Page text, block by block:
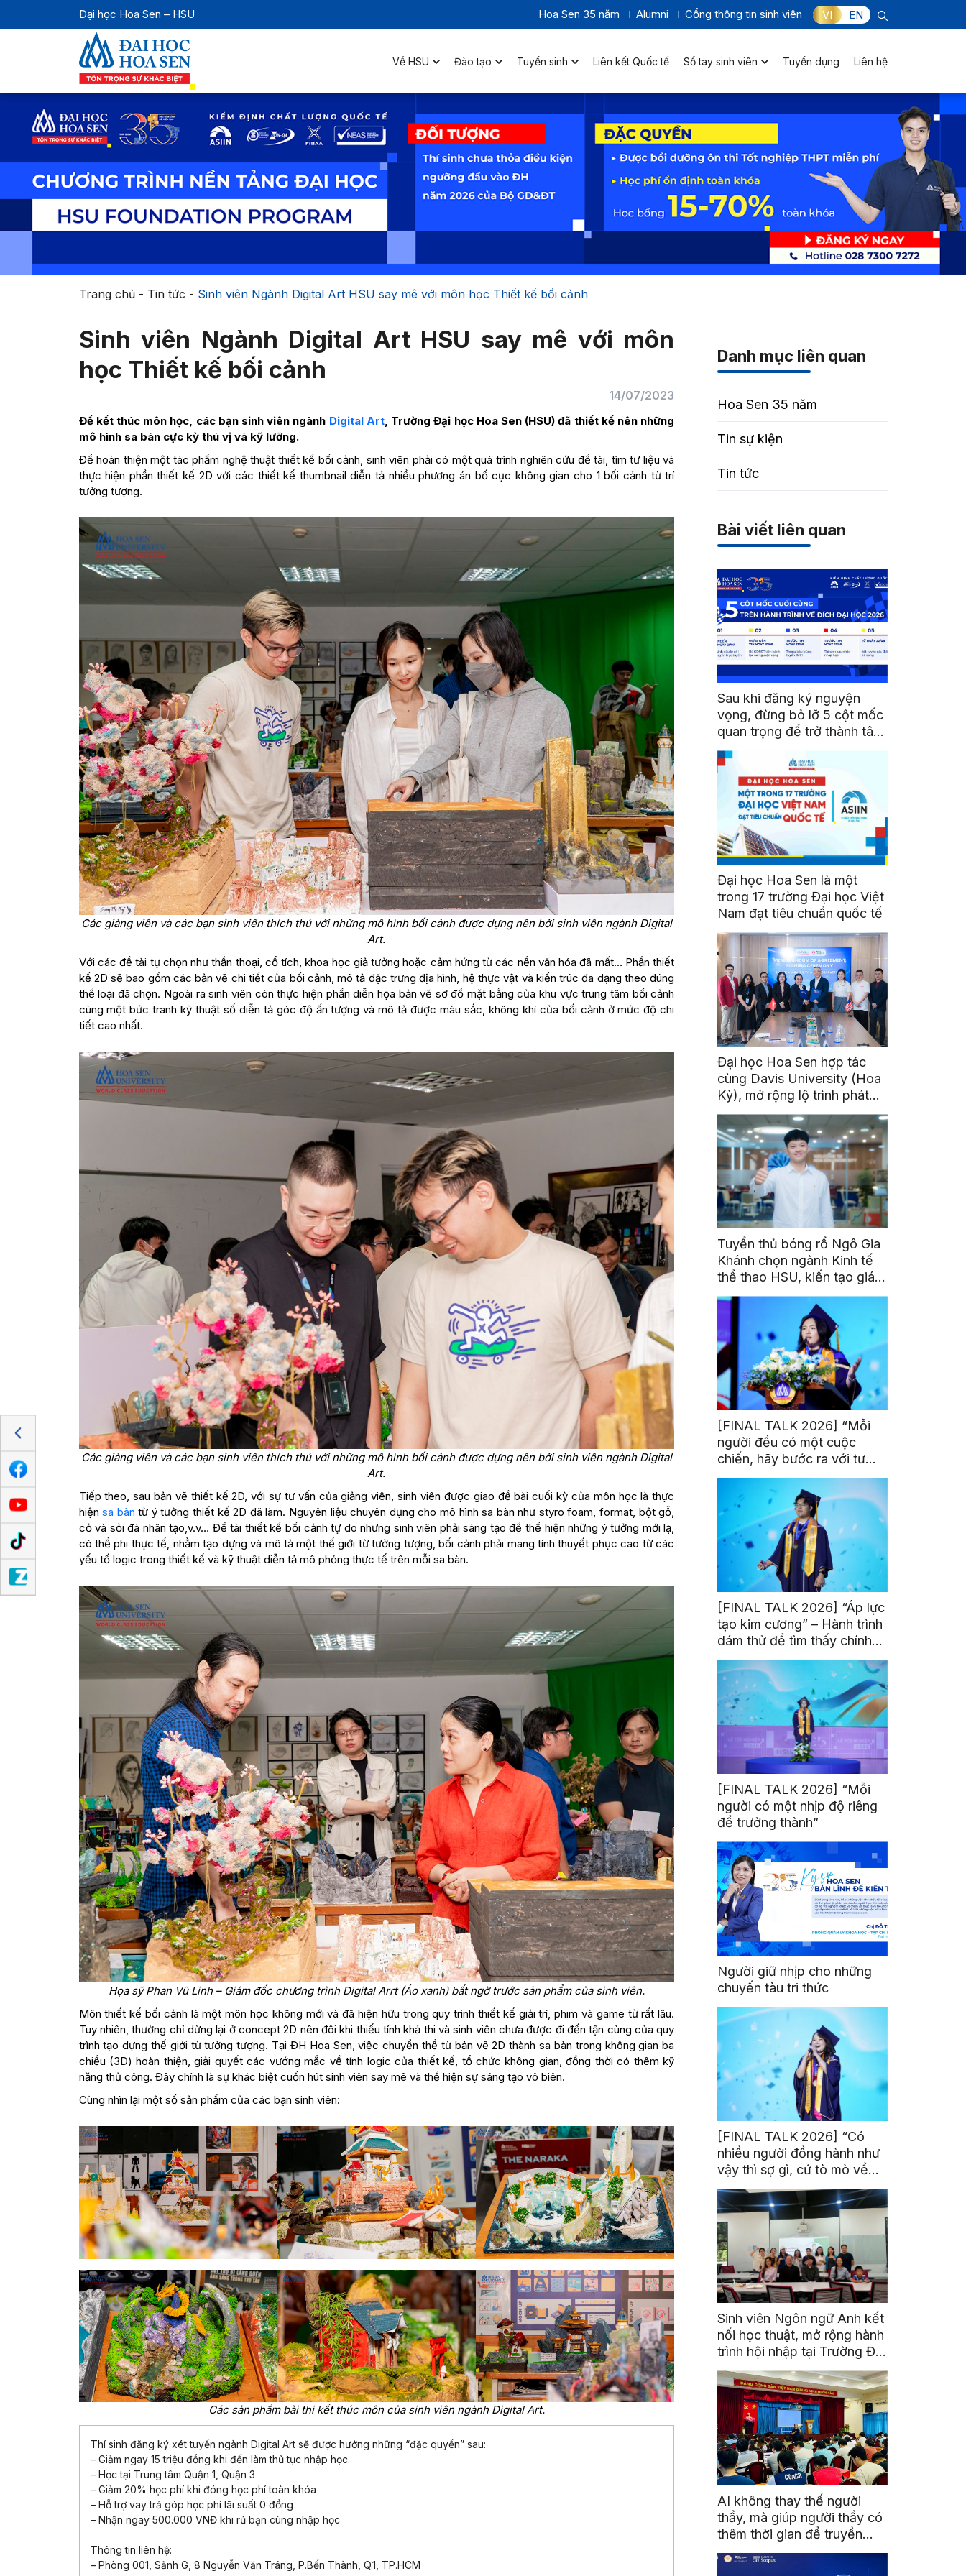
Đại học Hoa Sen – HSU Hoa Sen 35 năm Alumni Cổng thông tin sinh viên VI EN
Về HSU Đào tạo Tuyển sinh Liên kết Quốc tế Sổ tay sinh viên Tuyển dụng Liên hệ
Trang chủ- Tin tức - Sinh viên Ngành Digital Art HSU say mê với môn học Thiết kế bối cảnh
Sinh viên Ngành Digital Art HSU say mê với môn
học Thiết kế bối cảnh
14/07/2023
Để kết thúc môn học, các bạn sinh viên ngành Digital Art, Trường Đại học Hoa Sen (HSU) đã thiết kế nên những
mô hình sa bàn cực kỳ thú vị và kỹ lưỡng.
Để hoàn thiện một tác phẩm nghệ thuật thiết kế bối cảnh, sinh viên phải có một quá trình nghiên cứu đề tài, tìm tư liệu và
thực hiện phần thiết kế 2D với các thiết kế thumbnail diễn tả nhiều phương án bố cục không gian cho 1 bối cảnh từ trí
tưởng tượng.
Các giảng viên và các bạn sinh viên thích thú với những mô hình bối cảnh được dựng nên bởi sinh viên ngành Digital
Art.
Với các đề tài tự chọn như thần thoại, cổ tích, khoa học giả tưởng hoặc cảm hứng từ các nền văn hóa đã mất… Phần thiết
kế 2D sẽ bao gồm các bản vẽ chi tiết của bối cảnh, mô tả đặc trưng địa hình, hệ thực vật và kiến trúc đa dạng theo đúng
thể loại đã chọn. Ngoài ra sinh viên còn thực hiện phần diễn họa bản vẽ sơ đồ mặt bằng của khu vực trung tâm bối cảnh
cùng một bức tranh kỹ thuật số diễn tả góc độ ấn tượng và mô tả được màu sắc, không khí của bối cảnh ở mức độ chi
tiết cao nhất.
Các giảng viên và các bạn sinh viên thích thú với những mô hình bối cảnh được dựng nên bởi sinh viên ngành Digital
Art.
Tiếp theo, sau bản vẽ thiết kế 2D, với sự tư vấn của giảng viên, sinh viên được giao đề bài cuối kỳ của môn học là thực
hiện sa bàn từ ý tưởng thiết kế 2D đã làm. Nguyên liệu chuyên dụng cho mô hình sa bàn như styro foam, format, bột gỗ,
cỏ và sỏi đá nhân tạo,v.v… Đề tài thiết kế bối cảnh tự do nhưng sinh viên phải sáng tạo để thể hiện những ý tưởng mới lạ,
có thể phi thực tế, nhằm tạo dựng và mô tả một thế giới từ tưởng tượng, bối cảnh phải mang tính thuyết phục cao từ các
yếu tố logic trong thiết kế và kỹ thuật diễn tả mô phỏng thực tế trên mỗi sa bàn.
Họa sỹ Phan Vũ Linh – Giám đốc chương trình Digital Arrt (Áo xanh) bất ngờ trước sản phẩm của sinh viên.
Môn thiết kế bối cảnh là một môn học không mới và đã hiện hữu trong quy trình thiết kế giải trí, phim và game từ rất lâu.
Tuy nhiên, thường chỉ dừng lại ở concept 2D nên đôi khi thiếu tính khả thi và sinh viên chưa được đi đến tận cùng của quy
trình tạo dựng thế giới từ tưởng tượng. Tại ĐH Hoa Sen, việc chuyển thể từ bản vẽ 2D thành sa bàn trong không gian ba
chiều (3D) hoàn thiện, giải quyết các vướng mắc về tính logic của thiết kế, tổ chức không gian, đồng thời có thêm kỹ
năng thủ công. Đây chính là sự khác biệt cuốn hút sinh viên say mê và thể hiện sự sáng tạo vô biên.
Cùng nhìn lại một số sản phẩm của các bạn sinh viên:
Các sản phẩm bài thi kết thúc môn của sinh viên ngành Digital Art.
Thí sinh đăng ký xét tuyển ngành Digital Art sẽ được hưởng những “đặc quyền” sau:
– Giảm ngay 15 triệu đồng khi đến làm thủ tục nhập học.
– Học tại Trung tâm Quận 1, Quận 3
– Giảm 20% học phí khi đóng học phí toàn khóa
– Hỗ trợ vay trả góp học phí lãi suất 0 đồng
– Nhận ngay 500.000 VNĐ khi rủ bạn cùng nhập học
Thông tin liên hệ:
– Phòng 001, Sảnh G, 8 Nguyễn Văn Tráng, P.Bến Thành, Q.1, TP.HCM
Danh mục liên quan
Hoa Sen 35 năm
Tin sự kiện
Tin tức
Bài viết liên quan
Sau khi đăng ký nguyện
vọng, đừng bỏ lỡ 5 cột mốc
quan trọng để trở thành tân
sinh viên HSU
Đại học Hoa Sen là một
trong 17 trường Đại học Việt
Nam đạt tiêu chuẩn quốc tế
Đại học Hoa Sen hợp tác
cùng Davis University (Hoa
Kỳ), mở rộng lộ trình phát
triển toàn cầu cho sinh viên
Tuyển thủ bóng rổ Ngô Gia
Khánh chọn ngành Kinh tế
thể thao HSU, kiến tạo giá
trị từ đam mê thể thao
[FINAL TALK 2026] “Mỗi
người đều có một cuộc
chiến, hãy bước ra với tư
thế của người chiến thắng”
[FINAL TALK 2026] “Áp lực
tạo kim cương” – Hành trình
dám thử để tìm thấy chính
mình
[FINAL TALK 2026] “Mỗi
người có một nhịp độ riêng
để trưởng thành”
Người giữ nhịp cho những
chuyến tàu tri thức
[FINAL TALK 2026] “Có
nhiều người đồng hành như
vậy thì sợ gì, cứ tò mò về
thế giới thôi”
Sinh viên Ngôn ngữ Anh kết
nối học thuật, mở rộng hành
trình hội nhập tại Trường Đại
học Quốc gia Malaysia
AI không thay thế người
thầy, mà giúp người thầy có
thêm thời gian để truyền
cảm hứng